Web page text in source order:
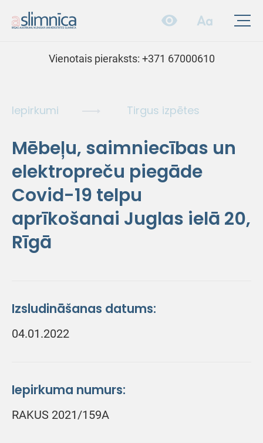
Vienotais pieraksts: +371 67000610
Iepirkumi Tirgus izpētes
Mēbeļu, saimniecības un
elektropreču piegāde
Covid-19 telpu
aprīkošanai Juglas ielā 20,
Rīgā
Izsludināšanas datums:
04.01.2022
Iepirkuma numurs:
RAKUS 2021/159A